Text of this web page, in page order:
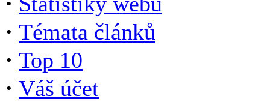
· Témata článků
· Top 10
· Váš účet